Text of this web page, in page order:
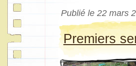
Publié le 22 mars
Premiers